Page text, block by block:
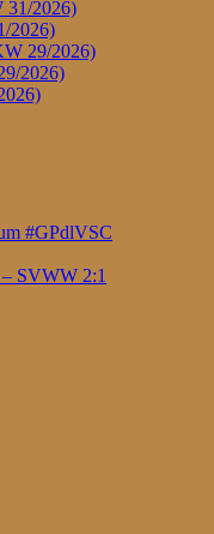
31/2026)
2026)
29/2026)
2026)
#GPdlVSC
SVWW 2:1